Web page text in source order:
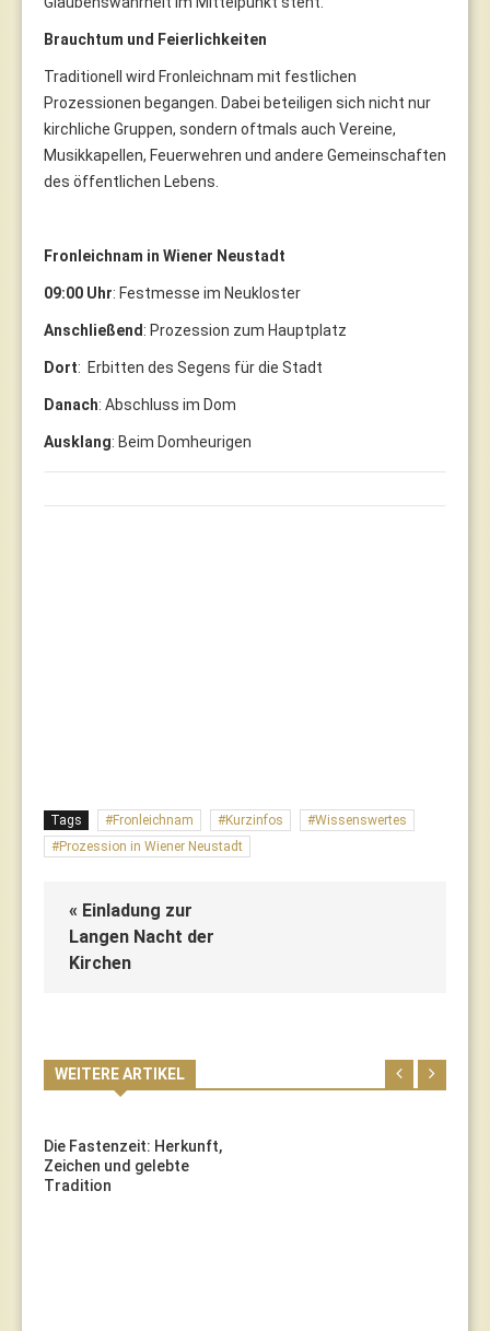
Brauchtum und Feierlichkeiten
Traditionell wird Fronleichnam mit festlichen
Prozessionen begangen. Dabei beteiligen sich nicht nur
kirchliche Gruppen, sondern oftmals auch Vereine,
Musikkapellen, Feuerwehren und andere Gemeinschaften
des öffentlichen Lebens.
Fronleichnam in Wiener Neustadt
09:00 Uhr: Festmesse im Neukloster
Anschließend: Prozession zum Hauptplatz
Dort: Erbitten des Segens für die Stadt
Danach: Abschluss im Dom
Ausklang: Beim Domheurigen
Tags Fronleichnam Kurzinfos
Wissenswertes
Prozession in Wiener Neustadt
« Einladung zur
Langen Nacht der
Kirchen
WEITERE ARTIKEL
Die Fastenzeit: Herkunft,
Zeichen und gelebte
Tradition